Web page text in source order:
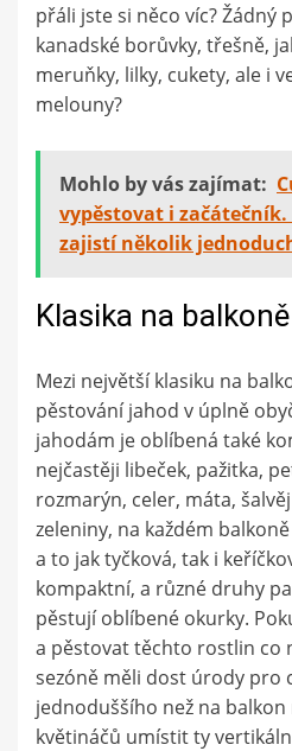
přáli jste si něco víc? Žádný
kanadské borůvky, třešně,
meruňky, lilky, cukety, ale i
melouny?
Mohlo by vás zajímat:
vypěstovat i
zajistí několik
Klasika na balkoně
Mezi největší klasiku na
pěstování jahod v úplně
jahodám je oblíbená také
nejčastěji libeček, pažitka,
rozmarýn, celer, máta,
zeleniny, na každém
a to jak tyčková, tak i
kompaktní, a různé druhy
pěstují oblíbené okurky.
a pěstovat těchto rostlin co
sezóně měli dost úrody pro
jednoduššího než na
květináčů umístit ty